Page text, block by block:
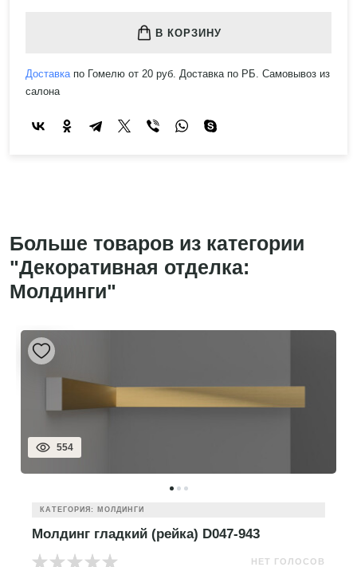
В КОРЗИНУ
Доставкапо Гомелю от 20 руб. Доставка по РБ. Самовывоз из
салона
Больше товаров из категории
"Декоративная отделка:
Молдинги"
554
КАТЕГОРИЯ: МОЛДИНГИ
Молдинг гладкий (рейка) D047-943
НЕТ ГОЛОСОВ